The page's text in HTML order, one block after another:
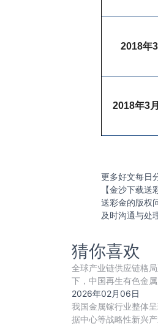
2018年3
2018年3月
更多好文每日
【金沙下载
送彩金的版权
及时沟通与处
猜你喜欢
全球产业链供应链格
下，中国再生有色金
2026年02月06日
我国金属镓行业整体
据中心等战略性新兴